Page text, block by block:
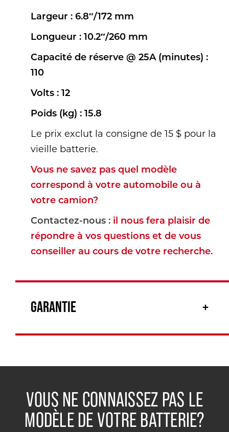
Largeur : 6.8″/172 mm
Longueur : 10.2″/260 mm
Capacité de réserve @ 25A (minutes) :
110
Volts : 12
Poids (kg) : 15.8
Le prix exclut la consigne de 15 $ pour la
vieille batterie.
Vous ne savez pas quel modèle
correspond à votre automobile ou à
votre camion?
Contactez-nous : il nous fera plaisir de
répondre à vos questions et de vous
conseiller au cours de votre recherche.
GARANTIE
VOUS NE CONNAISSEZ PAS LE
MODÈLE DE VOTRE BATTERIE?